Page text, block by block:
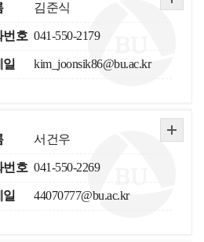
김준식
번호 041-550-2179
kim_joonsik86@bu.ac.kr
서건우
번호 041-550-2269
44070777@bu.ac.kr